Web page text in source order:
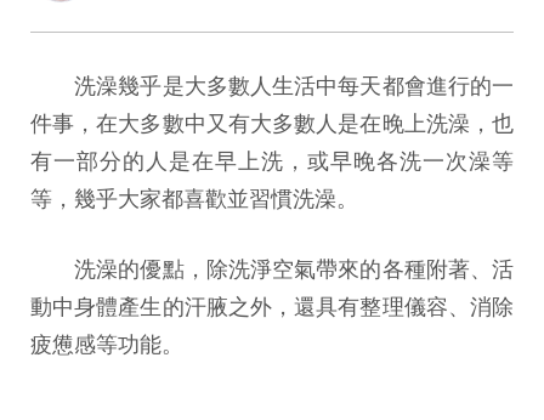
洗澡幾乎是大多數人生活中每天都會進行的一
件事，在大多數中又有大多數人是在晚上洗澡，也
有一部分的人是在早上洗，或早晚各洗一次澡等
等，幾乎大家都喜歡並習慣洗澡。
洗澡的優點，除洗淨空氣帶來的各種附著、活
動中身體產生的汗腋之外，還具有整理儀容、消除
疲憊感等功能。